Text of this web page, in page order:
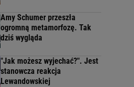
Amy Schumer przeszła
ogromną metamorfozę. Tak
dziś wygląda
"Jak możesz wyjechać?". Jest
stanowcza reakcja
Lewandowskiej